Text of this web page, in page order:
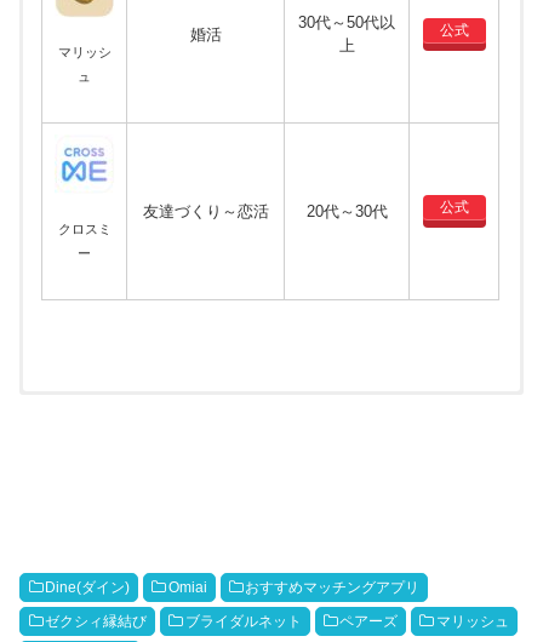
マリッシ
ュ
婚活
30代～50代以
上
公式
クロスミ
ー
友達づくり～恋活 20代～30代 公式
男性：月額3,590円
女性：無料
らとりあえず登録しておいて
間違いない有名アプリ。た
だ、会員数が多く知名度が高
い分ライバルは多め。
★★★★★
Dine(ダイン) Omiai おすすめマッチングアプリ
ゼクシィ縁結び ブライダルネット ペアーズ マリッシュ